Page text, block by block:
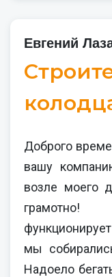
Евгений
Доброго
вашу
возле моего
мы
Надоело